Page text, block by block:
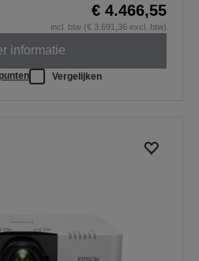
€ 4.466,55
incl. btw (€ 3.691,36 excl. btw)
informatie
Vergelijken